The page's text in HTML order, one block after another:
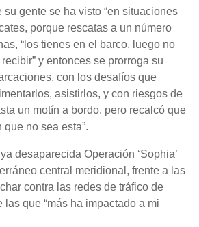
su gente se ha visto “en situaciones
porque rescatas a un número
“los tienes en el barco, luego no
y entonces se prorroga su
con los desafíos que
asistirlos, y con riesgos de
un motín a bordo, pero recalcó que
que no sea esta”.
desaparecida Operación ‘Sophia’
central meridional, frente a las
contra las redes de tráfico de
las que “más ha impactado a mi